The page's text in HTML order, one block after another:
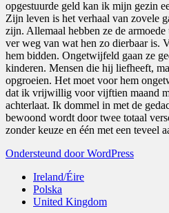
opgestuurde geld kan ik mijn gezin
Zijn leven is het verhaal van zovele
zijn. Allemaal hebben ze de
ver weg van wat hen zo dierbaar is.
hem bidden. Ongetwijfeld gaan ze
kinderen. Mensen die hij liefheeft,
opgroeien. Het moet voor hem
dat ik vrijwillig voor vijftien maand
achterlaat. Ik dommel in met de
bewoond wordt door twee totaal
zonder keuze en één met een teveel
Ondersteund door WordPress
Ireland/Éire
Polska
United Kingdom